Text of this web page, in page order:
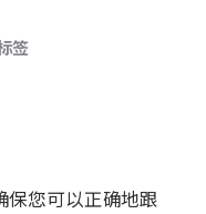
签
保您可以正确地跟